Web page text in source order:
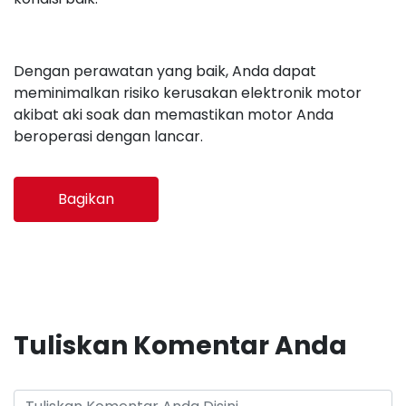
Dengan perawatan yang baik, Anda dapat
meminimalkan risiko kerusakan elektronik motor
akibat aki soak dan memastikan motor Anda
beroperasi dengan lancar.
Bagikan
Tuliskan Komentar Anda